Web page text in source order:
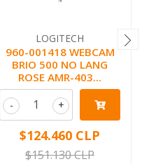
LOGITECH
960-001418 WEBCAM
BRIO 500 NO LANG
ROSE AMR-403...
+
-
$124.460 CLP
$151.130 CLP